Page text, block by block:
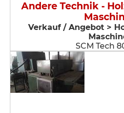
Andere Technik -
Verkauf / Angebot >
SCM Tech